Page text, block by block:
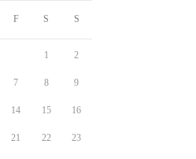
F S S
1 2
7 8 9
14 15 16
21 22 23